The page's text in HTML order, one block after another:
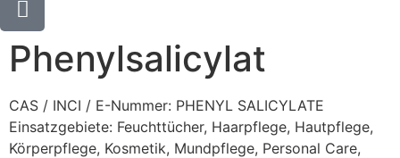
Phenylsalicylat
CAS / INCI / E-Nummer: PHENYL SALICYLATE
Einsatzgebiete: Feuchttücher, Haarpflege, Hautpflege,
Körperpflege, Kosmetik, Mundpflege, Personal Care,